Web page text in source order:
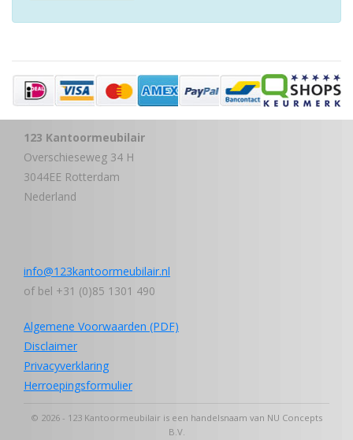
123 Kantoormeubilair
Overschieseweg 34 H
3044EE Rotterdam
Nederland
info@123kantoormeubilair.nl
of bel +31 (0)85 1301 490
Algemene Voorwaarden (PDF)
Disclaimer
Privacyverklaring
Herroepingsformulier
© 2026 - 123 Kantoormeubilair is een handelsnaam van NU Concepts
B.V.